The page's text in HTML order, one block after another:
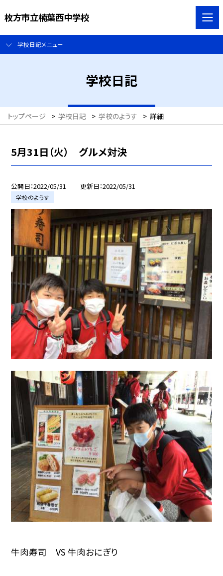
枚方市立楠葉西中学校
学校日記メニュー
学校日記
トップページ > 学校日記 > 学校のようす > 詳細
5月31日（火） グルメ対決
公開日 2022/05/31 更新日 2022/05/31
学校のようす
牛肉寿司 VS 牛肉おにぎり